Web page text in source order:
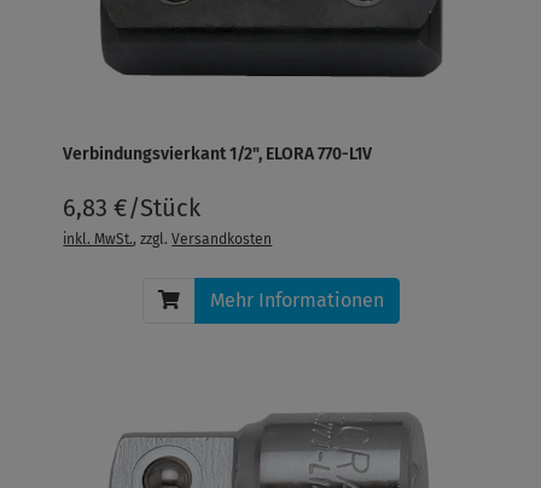
Verbindungsvierkant 1/2", ELORA 770-L1V
6,83 €/Stück
inkl. MwSt., zzgl.Versandkosten
Mehr Informationen